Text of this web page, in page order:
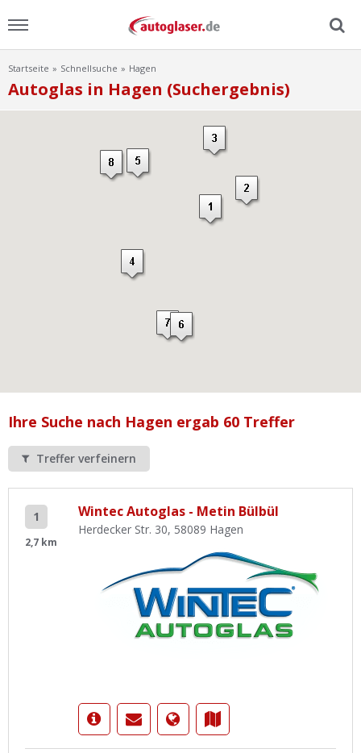
Home
Werkstatt Login
Startseite Schnellsuche Hagen
Autoglas in Hagen (Suchergebnis)
Ihre Suche nach Hagen ergab 60 Treffer
Treffer verfeinern
1
2,7 km
Wintec Autoglas - Metin Bülbül
Herdecker Str. 30, 58089 Hagen